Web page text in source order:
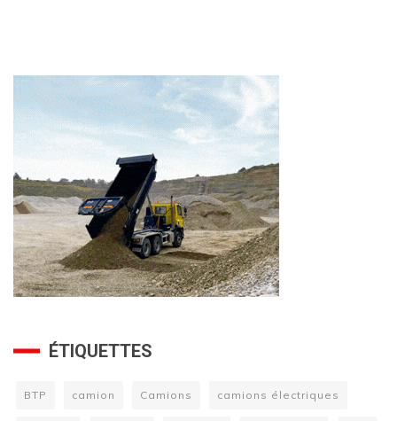
ÉTIQUETTES
BTP camion Camions camions électriques